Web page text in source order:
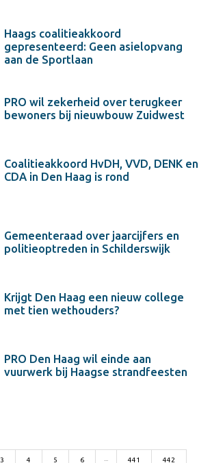
Haags coalitieakkoord
gepresenteerd: Geen asielopvang
aan de Sportlaan
PRO wil zekerheid over terugkeer
bewoners bij nieuwbouw Zuidwest
Coalitieakkoord HvDH, VVD, DENK en
CDA in Den Haag is rond
Gemeenteraad over jaarcijfers en
politieoptreden in Schilderswijk
Krijgt Den Haag een nieuw college
met tien wethouders?
PRO Den Haag wil einde aan
vuurwerk bij Haagse strandfeesten
3 4 5 6 441 442